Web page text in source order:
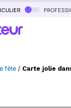
fête / Carte jolie